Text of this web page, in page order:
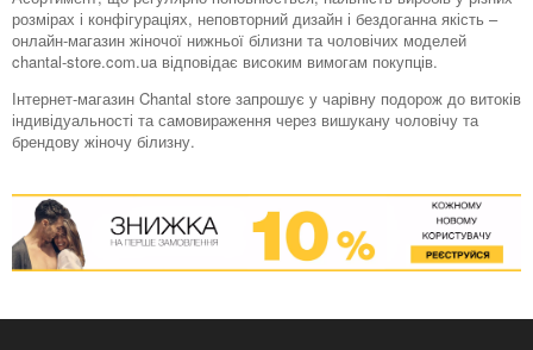
розмірах і конфігураціях, неповторний дизайн і бездоганна якість –
онлайн-магазин жіночої нижньої білизни та чоловічих моделей
chantal-store.com.ua відповідає високим вимогам покупців.
Інтернет-магазин Chantal store запрошує у чарівну подорож до витоків
індивідуальності та самовираження через вишукану чоловічу та
брендову жіночу білизну.